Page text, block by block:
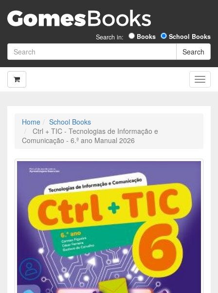
Search in: Books School Books
Home
School Books
Ctrl + TIC - Tecnologias de Informação e
Comunicação - 6.º ano Manual 2026